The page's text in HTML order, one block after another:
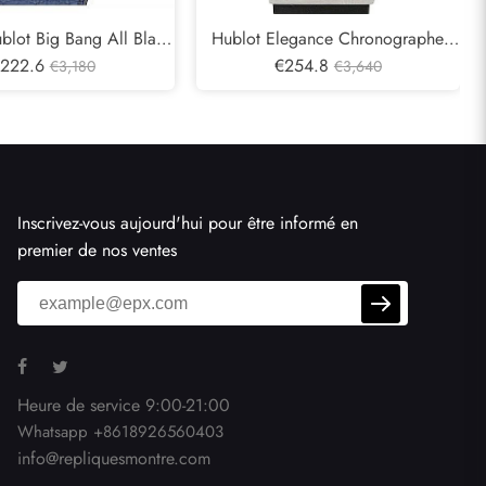
Big Bang All Black
Edition 263 / 500
€3,180
Hublot Elegance Chronographe
Acier Cadran Bleu Réplique Montre
€254.8 €3,640
Inscrivez-vous aujourd'hui pour être informé en
premier de nos ventes
Heure de service 9:00-21:00
Whatsapp +8618926560403
info@repliquesmontre.com